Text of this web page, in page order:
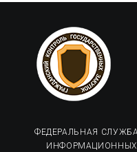
ФЕДЕРАЛЬНАЯ